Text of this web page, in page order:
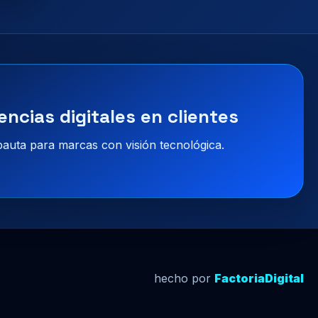
digitales en clientes
para marcas con visión tecnológica.
hecho por FactoriaDigital